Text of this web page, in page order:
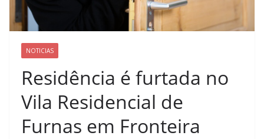
NOTICIAS
Residência é furtada no
Vila Residencial de
Furnas em Fronteira